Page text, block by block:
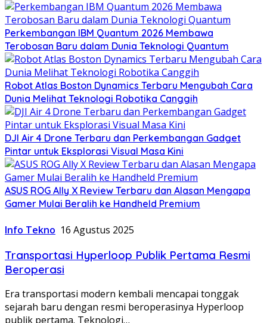
Perkembangan IBM Quantum 2026 Membawa
Terobosan Baru dalam Dunia Teknologi Quantum
Robot Atlas Boston Dynamics Terbaru Mengubah Cara
Dunia Melihat Teknologi Robotika Canggih
DJI Air 4 Drone Terbaru dan Perkembangan Gadget
Pintar untuk Eksplorasi Visual Masa Kini
ASUS ROG Ally X Review Terbaru dan Alasan Mengapa
Gamer Mulai Beralih ke Handheld Premium
Info Tekno 16 Agustus 2025
Transportasi Hyperloop Publik Pertama Resmi
Beroperasi
Era transportasi modern kembali mencapai tonggak
sejarah baru dengan resmi beroperasinya Hyperloop
publik pertama. Teknologi…